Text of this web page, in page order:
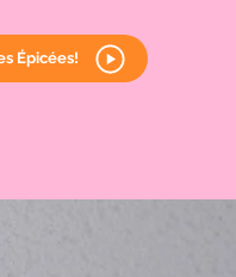
Épicées!